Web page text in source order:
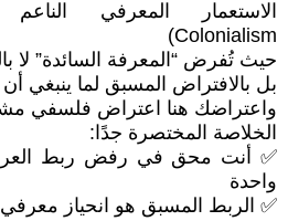
Colonialism)
حيث تُفرض “المعرفة السائدة” لا
بل بالافتراض المسبق لما ينبغي أن
واعتراضك هنا اعتراض فلسفي
الخلاصة المختصرة جدًا:
✅ أنت محق في رفض ربط العربية
واحدة
✅ الربط المسبق هو انحياز معرفي